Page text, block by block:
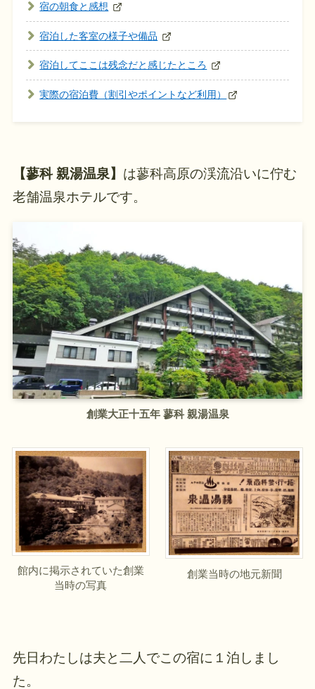
宿の朝食と感想
宿泊した客室の様子や備品
宿泊してここは残念だと感じたところ
実際の宿泊費（割引やポイントなど利用）
【蓼科 親湯温泉】 は蓼科高原の渓流沿いに佇む
老舗温泉ホテルです。
創業大正十五年 蓼科 親湯温泉
館内に掲示されていた創業
当時の写真
創業当時の地元新聞
先日わたしは夫と二人でこの宿に１泊しまし
た。